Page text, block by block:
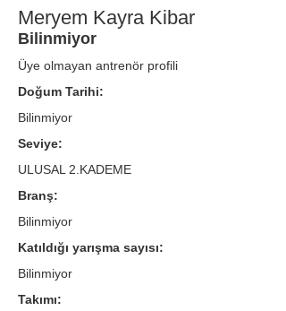
Meryem Kayra Kibar
Bilinmiyor
Üye olmayan antrenör profili
Doğum Tarihi:
Bilinmiyor
Seviye:
ULUSAL 2.KADEME
Branş:
Bilinmiyor
Katıldığı yarışma sayısı:
Bilinmiyor
Takımı: